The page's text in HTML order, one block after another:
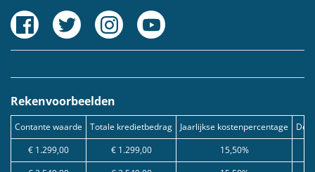
Rekenvoorbeelden
Contante waarde Totale kredietbedrag Jaarlijkse kostenpercentage
€ 1.299,00
€ 1.299,00
15,50%